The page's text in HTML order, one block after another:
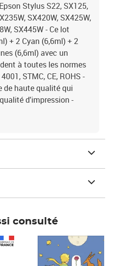
Stylus S22, SX125,
SX420W, SX425W,
SX445W - Ce lot
+ 2 Cyan (6,6ml) + 2
(6,6ml) avec un
à toutes les normes
STMC, CE, ROHS -
de haute qualité qui
d'impression -
consulté
Prix 7,50€